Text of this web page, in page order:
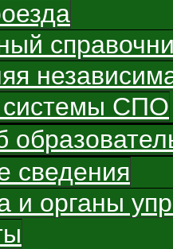
системы СПО
сведения
и органы